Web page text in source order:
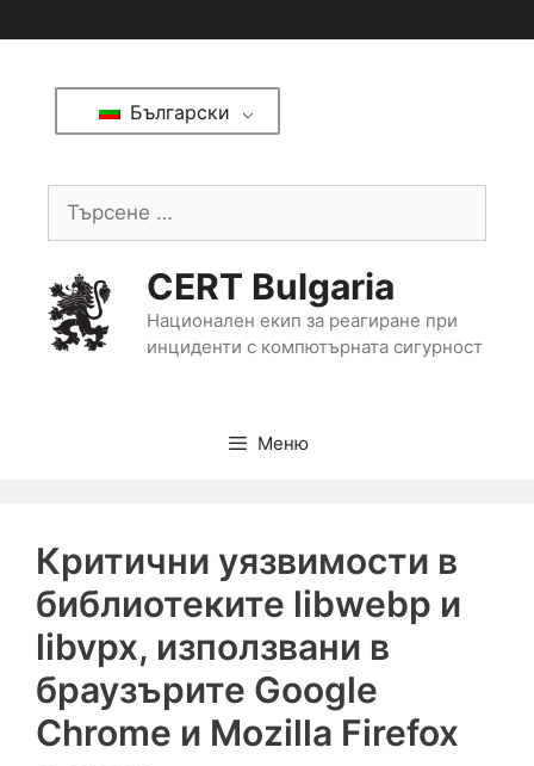
Български
CERT Bulgaria
Национален екип за реагиране при
инциденти с компютърната сигурност
Меню
Критични уязвимости в
библиотеките libwebp и
libvpx, използвани в
браузърите Google
Chrome и Mozilla Firefox